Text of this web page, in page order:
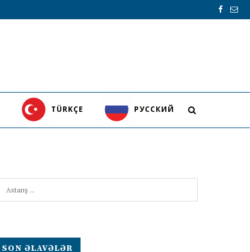
TÜRKÇE PУССКИЙ
SON ƏLAVƏLƏR